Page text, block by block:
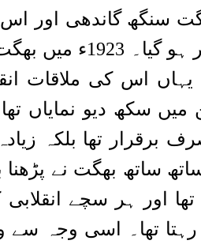
سنگھ گاندھی اور اس
تشددکے طریقہ کار سے
یہاں اس کی ملاقات
سکھ دیو نمایاں
برقرار تھا بلکہ
ساتھ بھگت نے
تھا اور ہر سچے
تھا۔ اسی وجہ سے